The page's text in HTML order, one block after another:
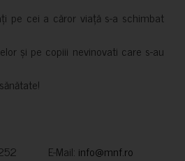
pe cei a căror viață s-a schimbat
și pe copiii nevinovati care s-au
252 E-Mail: info@mnf.ro